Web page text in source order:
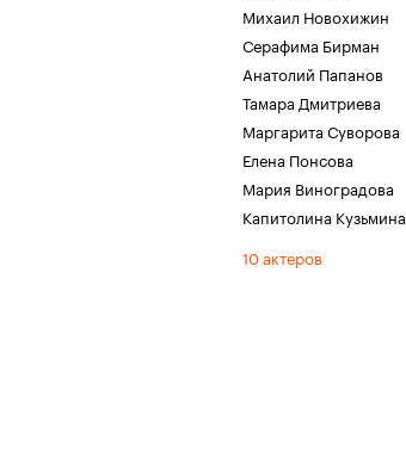
Михаил Новохижин
Серафима Бирман
Анатолий Папанов
Тамара Дмитриева
Маргарита Суворова
Елена Понсова
Мария Виноградова
Капитолина Кузьмина
10 актеров